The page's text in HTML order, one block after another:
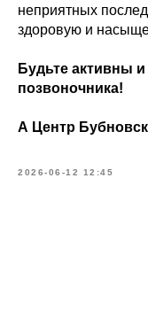
неприятных
здоровую и
Будьте активны
позвоночника!
А Центр
2026-06-12 12:45
Ваш телефон*
Сообщение